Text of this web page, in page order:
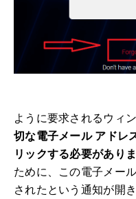
ように要求されるウィ
切な電子メール アドレ
リックする必要があり
ために、この電子メー
されたという通知が開き